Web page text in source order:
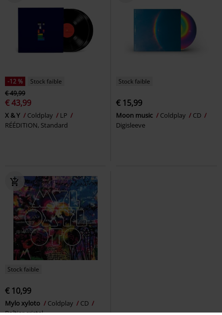
-12 %
Stock faible
€ 49,99
€ 43,99
X & Y Coldplay
LP
RÉÉDITION, Standard
Stock faible
€ 15,99
Moon music Coldplay
CD
Digisleeve
Stock faible
€ 10,99
Mylo xyloto Coldplay
CD
Boîtier cristal